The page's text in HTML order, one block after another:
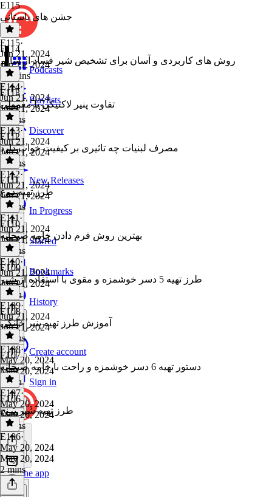
Podcasts
Playlists
Discover
New Releases
In Progress
Starred
Bookmarks
History
Create account
Sign in
Get the app
E115
جشن های باستانی
E115·
Jun 21, 2024
Jun 21, 2024
16 mins
E114
روش های کاربردی و آسان برای تشخیص شیر فساد از سالم
E114·
Jun 21, 2024
Jun 21, 2024
2 mins
E113
تفاوت پنیر لاکتیکی با معمولی
E113·
Jun 21, 2024
Jun 21, 2024
2 mins
E112
مصرف لبنیات چه تاثیری بر کیفیت خواب دارد
E112·
Jun 21, 2024
Jun 21, 2024
2 mins
E111
طرز تهیه دوغ
E111 ·
Jun 21, 2024
Jun 21, 2024
2 mins
E110
بهترین روش فرم دادن خامه صبحانه
E110·
Jun 21, 2024
Jun 21, 2024
1 min
E109
طرز تهیه 5 دسر خوشمزه و مقوی با استفاده از شیر
E109·
Jun 21, 2024
Jun 21, 2024
2 mins
E108
آموزش طرز تهیه پنیر خانگی
E108·
May 20, 2024
May 20, 2024
1 min
E107
دستور تهیه 6 دسر خوشمزه و راحت با خامه صبحانه
E107·
May 20, 2024
May 20, 2024
2 mins
E106
طرز تهیه شیر برنج
E106·
May 20, 2024
May 20, 2024
2 mins